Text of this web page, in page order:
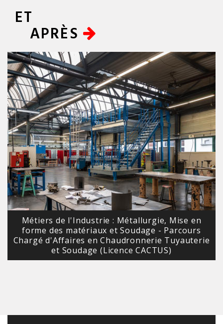
ET
APRÈS
Métiers de l'Industrie : Métallurgie, Mise en
forme des matériaux et Soudage - Parcours
Chargé d'Affaires en Chaudronnerie Tuyauterie
et Soudage (Licence CACTUS)